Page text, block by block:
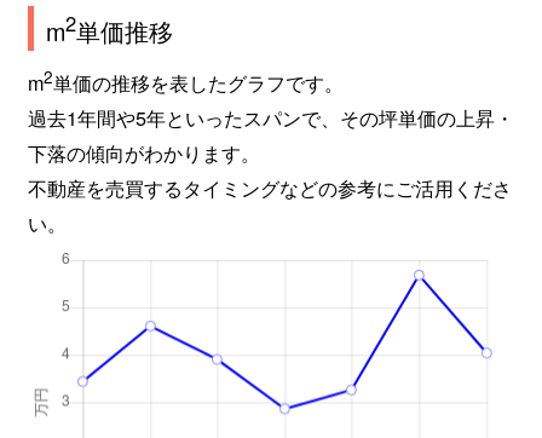
m2単価推移
m2単価の推移を表したグラフです。
過去1年間や5年といったスパンで、その坪単価の上昇・
下落の傾向がわかります。
不動産を売買するタイミングなどの参考にご活用くださ
い。